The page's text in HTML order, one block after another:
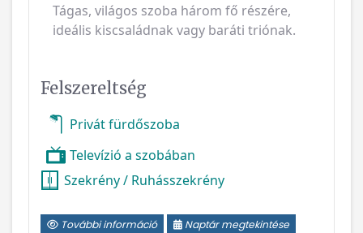
Tágas, világos szoba három fő részére,
ideális kiscsaládnak vagy baráti triónak.
Felszereltség
Privát fürdőszoba
Televízió a szobában
Szekrény / Ruhásszekrény
További információ
Naptár megtekintése